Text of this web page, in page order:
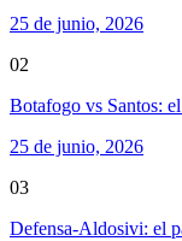
25 de junio, 2026
02
Botafogo vs Santos:
25 de junio, 2026
03
Defensa-Aldosivi: el